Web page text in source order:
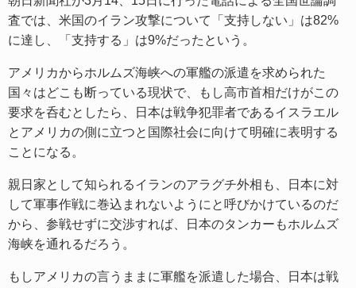
査では、米国のイラン攻撃について「支持しない」は82%
に達し、「支持する」は9%だったという。
アメリカからホルムズ海峡への軍艦の派遣を求められた
国々はどこも断っている現状で、もし高市首相だけがこの
要求を呑むとしたら、日本は戦争犯罪者であるイスラエル
とアメリカの側に立つと国際社会に向けて明確に表明する
ことになる。
親日家として知られるイランのアラグチ外相も、日本に対
して軍事作戦に巻込まれないようにと呼びかけているのだ
から、参戦せずに交渉すれば、日本のタンカーもホルムズ
海峡を通れるだろう。
もしアメリカの言うままに軍艦を派遣した場合、日本は戦